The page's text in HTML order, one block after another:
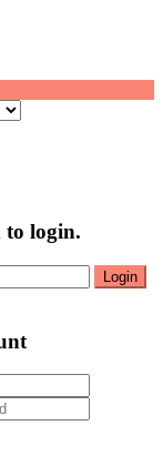
to login.